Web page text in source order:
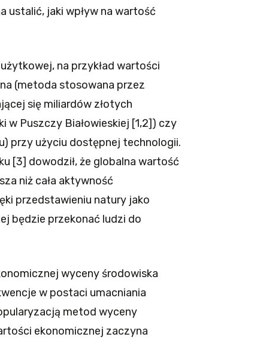
ustalić, jaki wpływ na wartość
na przykład wartości
(metoda stosowana przez
się miliardów złotych
w Puszczy Białowieskiej [1,2]) czy
przy użyciu dostępnej technologii.
[3] dowodził, że globalna wartość
niż cała aktywność
przedstawieniu natury jako
będzie przekonać ludzi do
wyceny środowiska
w postaci umacniania
metod wyceny
ekonomicznej zaczyna